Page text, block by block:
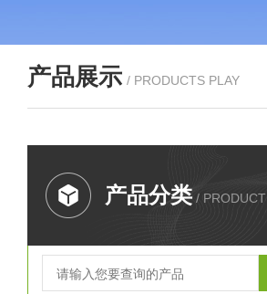
产品展示 / PRODUCTS PLAY
产品分类 / PRODUCT